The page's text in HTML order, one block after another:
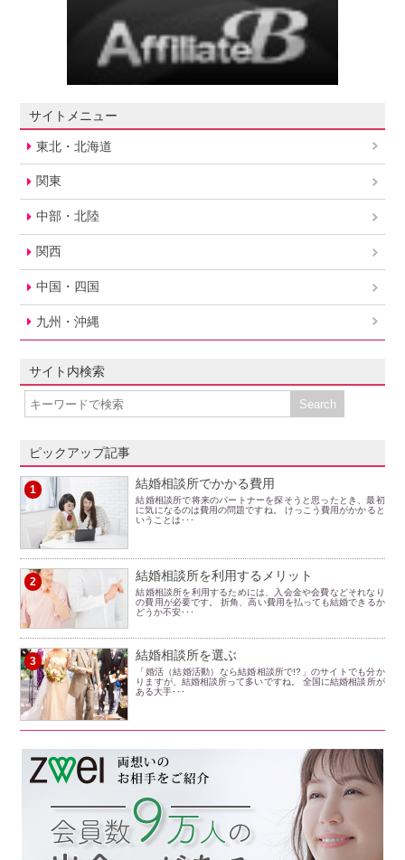
サイトメニュー
東北・北海道
関東
中部・北陸
関西
中国・四国
九州・沖縄
サイト内検索
ピックアップ記事
1 結婚相談所でかかる費用
結婚相談所で将来のパートナーを探そうと思ったとき、最初
に気になるのは費用の問題ですね。 けっこう費用がかかると
いうことは･･･
2 結婚相談所を利用するメリット
結婚相談所を利用するためには、入会金や会費などそれなり
の費用が必要です。 折角、高い費用を払っても結婚できるか
どうか不安･･･
3 結婚相談所を選ぶ
「婚活（結婚活動）なら結婚相談所で!?」のサイトでも分か
りますが、結婚相談所って多いですね。 全国に結婚相談所が
ある大手･･･